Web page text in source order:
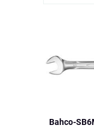
Bahco-